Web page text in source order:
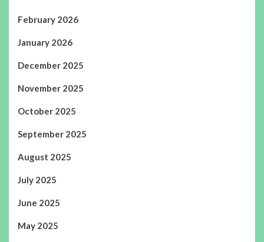
February 2026
January 2026
December 2025
November 2025
October 2025
September 2025
August 2025
July 2025
June 2025
May 2025